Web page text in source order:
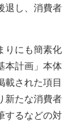
退し、消費者
りにも簡素化
本計画」本体
された項目
新たな消費者
するなどの対